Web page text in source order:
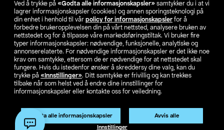
Ved å trykke på «Godta alle informasjonskapsler» samtykker du i at vi
lagrer informasjonskapsler (cookies) og annen sporingsteknologi på
din enhet i henhold til vår policy for informasjonskapsler for å
forbedre brukeropplevelsen din på vårt nettsted, analysere bruken av
nettstedet og for å tilpasse våre markedsføringstiltak. Vi bruker fire
typer informasjonskapsler: nødvendige, funksjonelle, analytiske og
annonserelaterte. For nødvendige informasjonskapsler er det ikke noe
krav om samtykke, ettersom de er nødvendige for at nettstedet skal
fungere. Hvis du istedenfor ønsker å skreddersy dine valg, kan du
trykke på «Innstillinger». Ditt samtykke er frivillig og kan trekkes
tilbake når som helst ved å endre dine innstillinger for
informasjonskapsler eller kontakte oss for veiledning.
Godta alle informasjonskapsler Avvis alle
Innstillinger
Produktet har utgått
Artikkelnr.:38-8870
Finn din butikk
SE NO FI
Endre til priser ekskl. moms